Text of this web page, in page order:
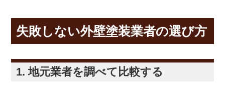
失敗しない外壁塗装業者の選び方
1. 地元業者を調べて比較する